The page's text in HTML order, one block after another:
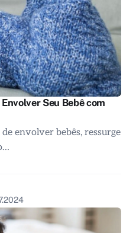
Seu Bebê com
envolver bebês, ressurge